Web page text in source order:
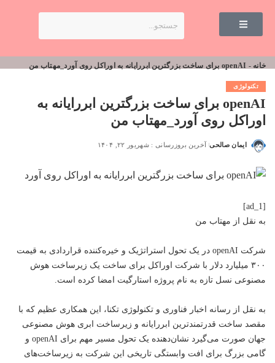
خانه - openAI برای ساخت بزرگترین ابررایانه به اوراکل روی آورد_مهتاب من
تکنولوژی
openAI برای ساخت بزرگترین ابررایانه به
اوراکل روی آورد_مهتاب من
ایمان صالحی آخرین بروزرسانی : شهریور ۲۲, ۱۴۰۴
[ad_1]
به نقل از مهتاب من
شرکت openAI در یک تحول استراتژیک و خیره‌کننده قراردادی به قیمت
۳۰۰ میلیارد دلار با شرکت اوراکل برای ساخت یک زیرساخت هوش
مصنوعی نسل تازه به نام پروژه استارگیت امضا کرده است.
به نقل از رسانه اخبار فناوری و تکنولوژی تکنا، این همکاری عظیم که با
مقصد ساخت قدرتمندترین ابررایانه و زیرساخت ابری هوش مصنوعی
جهان صورت می‌گیرد نشان‌دهنده یک تحول مسیر مهم برای openAI و
گامی بزرگ برای افت وابستگی تاریخی این شرکت به زیرساخت‌های